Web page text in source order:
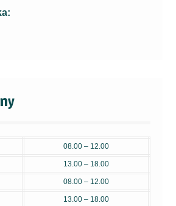
08.00 – 12.00
13.00 – 18.00
08.00 – 12.00
13.00 – 18.00